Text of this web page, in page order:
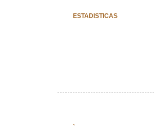
ESTADISTICAS
`